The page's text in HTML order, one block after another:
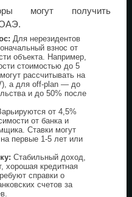
могут получить
ОАЭ.
Для нерезидентов
взнос от
объекта. Например,
стоимостью до 5
рассчитывать на
а для off-plan — до
и до 50% после
от 4,5%
от банка и
Ставки могут
первые 1-5 лет или
Стабильный доход,
хорошая кредитная
справки о
счетов за